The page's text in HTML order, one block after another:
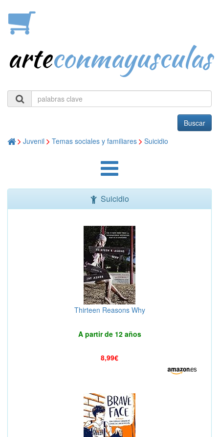
arteconmayusculas
Buscar
Juvenil
Temas sociales y familiares Suicidio
Suicidio
Thirteen Reasons Why
A partir de 12 años
8,99€